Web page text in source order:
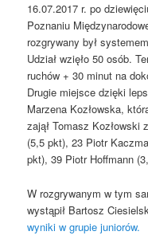
16.07.2017 r. po
Poznaniu
rozgrywany był
Udział wzięło 50 osób.
ruchów + 30 minut na
Drugie miejsce dzięki
Marzena Kozłowska,
zajął Tomasz Kozłowski
(5,5 pkt), 23 Piotr
pkt), 39 Piotr Hoffmann
W rozgrywanym w tym
wystąpił Bartosz
wyniki w grupie juniorów.